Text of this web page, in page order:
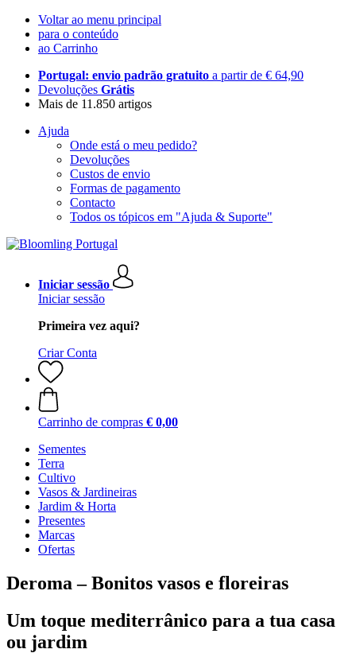
Voltar ao menu principal
para o conteúdo
ao Carrinho
Portugal: envio padrão gratuito a partir de € 64,90
Devoluções Grátis
Mais de 11.850 artigos
Ajuda
Onde está o meu pedido?
Devoluções
Custos de envio
Formas de pagamento
Contacto
Todos os tópicos em "Ajuda & Suporte"
Iniciar sessão
Iniciar sessão
Primeira vez aqui?
Criar Conta
Carrinho de compras € 0,00
Sementes
Terra
Cultivo
Vasos & Jardineiras
Jardim & Horta
Presentes
Marcas
Ofertas
Deroma – Bonitos vasos e floreiras
Um toque mediterrânico para a tua casa
ou jardim